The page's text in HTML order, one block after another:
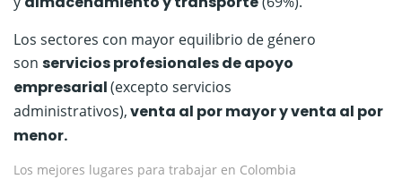
Los sectores con mayor equilibrio de género
son servicios profesionales de apoyo
empresarial(excepto servicios
administrativos),venta al por mayor y venta al por
menor.
Los mejores lugares para trabajar en Colombia